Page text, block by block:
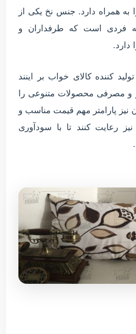
به همراه دارد. جنس نخ یکی از
فردی است که طرفداران و
دارد.
کننده کالای خواب بر اینند
و مصرفی محصولات متنوعی را
نیز پارامتر مهم قیمت مناسب و
رعایت کنند تا با سودآوری